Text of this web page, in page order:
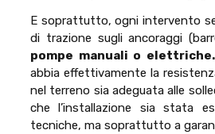
E soprattutto, ogni intervento
di trazione sugli ancoraggi
pompe manuali o elettriche.
abbia effettivamente la
nel terreno sia adeguata alle
che l’installazione sia stata
tecniche, ma soprattutto a